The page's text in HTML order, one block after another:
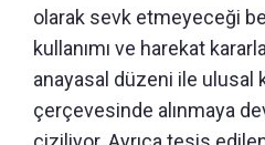
olarak sevk etmeyeceği
kullanımı ve harekat
anayasal düzeni ile ulusal
çerçevesinde alınmaya